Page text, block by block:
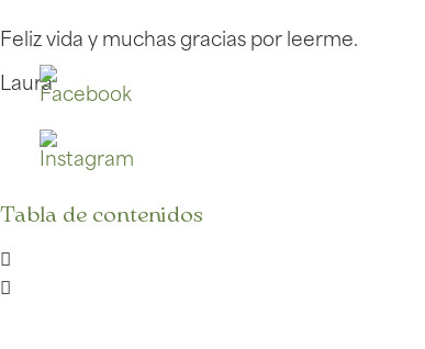
Feliz vida y muchas gracias por leerme.
Laura
Tabla de contenidos